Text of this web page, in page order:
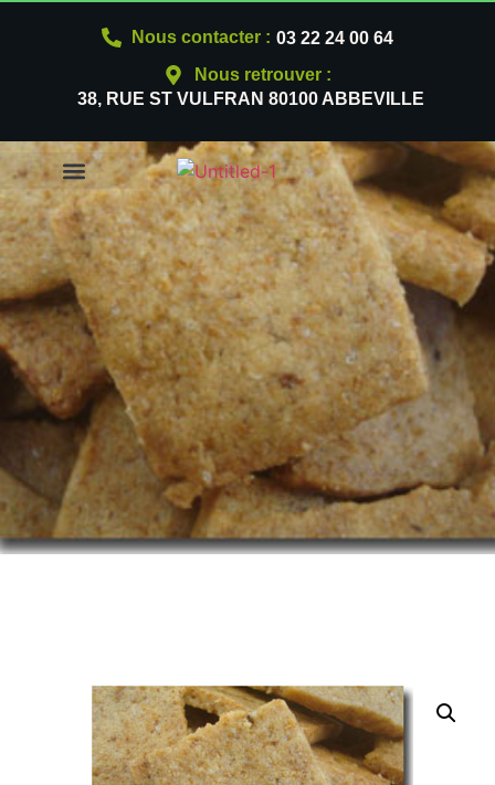
Nous contacter : 03 22 24 00 64
Nous retrouver :
38, RUE ST VULFRAN 80100 ABBEVILLE